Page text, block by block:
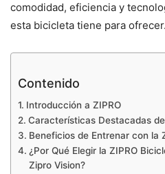
comodidad, eficiencia y
esta bicicleta tiene para ofrecer.
Contenido
Introducción a ZIPRO
Características Destacadas
Beneficios de Entrenar con la
¿Por Qué Elegir la ZIPRO
Zipro Vision?